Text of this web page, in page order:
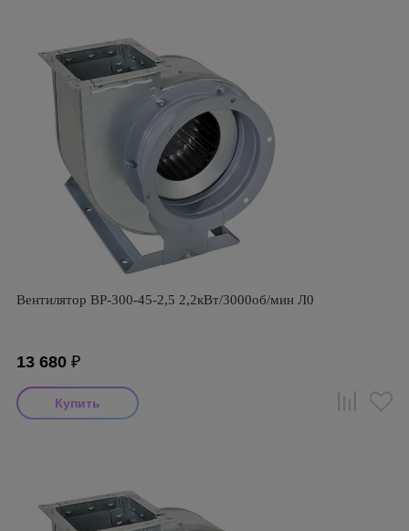
Вентилятор ВР-300-45-2,5 2,2кВт/3000об/мин Л0
13 680 ₽